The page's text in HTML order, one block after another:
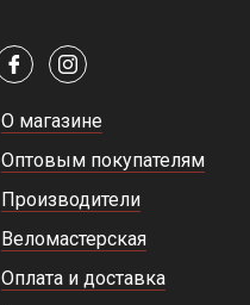
О магазине
Оптовым покупателям
Производители
Веломастерская
Оплата и доставка